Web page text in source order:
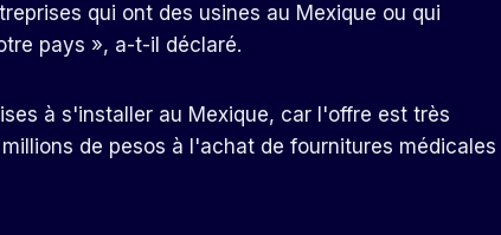
qui ont des usines au Mexique ou qui
pays », a-t-il déclaré.
à s'installer au Mexique, car l'offre est très
de pesos à l'achat de fournitures médicales